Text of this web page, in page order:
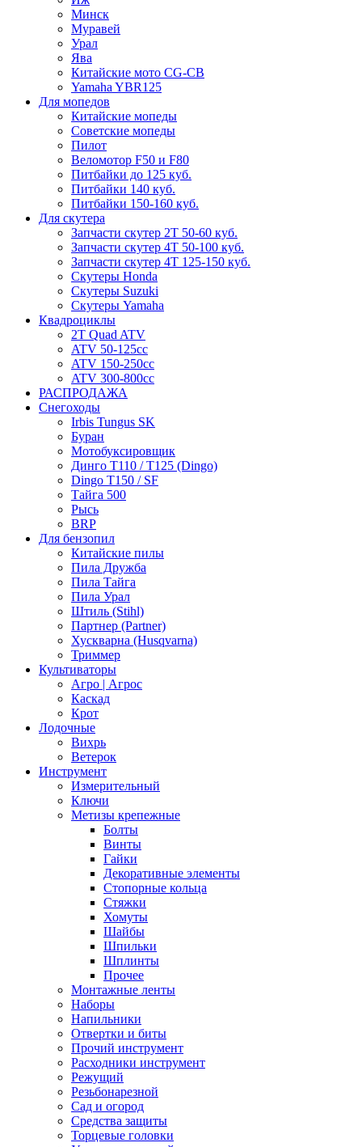
Минск
Муравей
Урал
Ява
Китайские мото CG-CB
Yamaha YBR125
Для мопедов
Китайские мопеды
Советские мопеды
Пилот
Веломотор F50 и F80
Питбайки до 125 куб.
Питбайки 140 куб.
Питбайки 150-160 куб.
Для скутера
Запчасти скутер 2Т 50-60 куб.
Запчасти скутер 4Т 50-100 куб.
Запчасти скутер 4Т 125-150 куб.
Скутеры Honda
Скутеры Suzuki
Скутеры Yamaha
Квадроциклы
2T Quad ATV
ATV 50-125cc
ATV 150-250cc
ATV 300-800cc
РАСПРОДАЖА
Снегоходы
Irbis Tungus SK
Буран
Мотобуксировщик
Динго T110 / T125 (Dingo)
Dingo T150 / SF
Тайга 500
Рысь
BRP
Для бензопил
Китайские пилы
Пила Дружба
Пила Тайга
Пила Урал
Штиль (Stihl)
Партнер (Partner)
Хускварна (Husqvarna)
Триммер
Культиваторы
Агро | Агрос
Каскад
Крот
Лодочные
Вихрь
Ветерок
Инструмент
Измерительный
Ключи
Метизы крепежные
Болты
Винты
Гайки
Декоративные элементы
Стопорные кольца
Стяжки
Хомуты
Шайбы
Шпильки
Шплинты
Прочее
Монтажные ленты
Наборы
Напильники
Отвертки и биты
Прочий инструмент
Расходники инструмент
Режущий
Резьбонарезной
Сад и огород
Средства защиты
Торцевые головки